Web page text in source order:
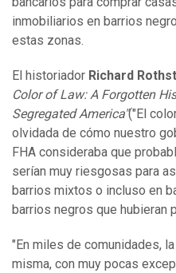
inmobiliarios en barrios
estas zonas.
El historiador Richard
Color of Law: A Forgotten
Segregated America"("El
olvidada de cómo nuestro
FHA consideraba que
serían muy riesgosas para
barrios mixtos o incluso en
barrios negros que hubieran
"En miles de comunidades,
misma, con muy pocas